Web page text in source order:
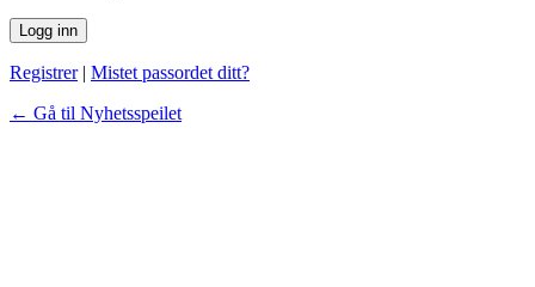
Registrer| Mistet passordet ditt?
← Gå til Nyhetsspeilet